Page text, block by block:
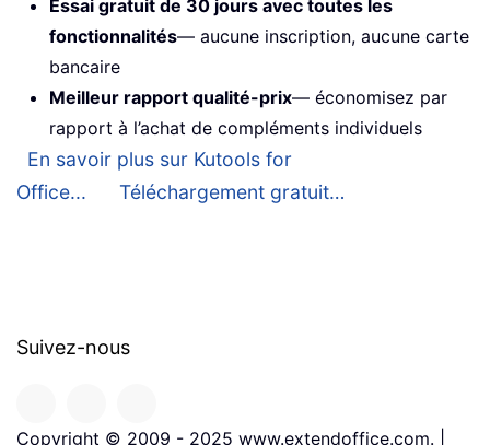
Essai gratuit de 30 jours avec toutes les
fonctionnalités— aucune inscription, aucune carte
bancaire
Meilleur rapport qualité-prix— économisez par
rapport à l’achat de compléments individuels
En savoir plus sur Kutools for
Office...
Téléchargement gratuit…
Suivez-nous
Copyright © 2009 - 2025 www.extendoffice.com. |